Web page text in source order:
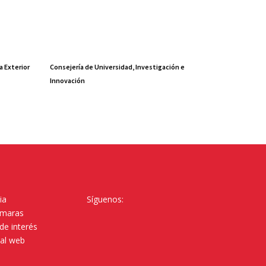
Exterior
Consejería de Universidad, Investigación e
Innovación
interés
web
Síguenos: